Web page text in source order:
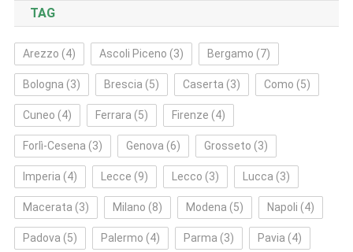
TAG
Arezzo (4) Ascoli Piceno (3) Bergamo (7)
Bologna (3) Brescia (5) Caserta (3) Como (5)
Cuneo (4) Ferrara (5) Firenze (4)
Forlì‑Cesena (3) Genova (6) Grosseto (3)
Imperia (4) Lecce (9) Lecco (3) Lucca (3)
Macerata (3) Milano (8) Modena (5) Napoli (4)
Padova (5) Palermo (4) Parma (3) Pavia (4)